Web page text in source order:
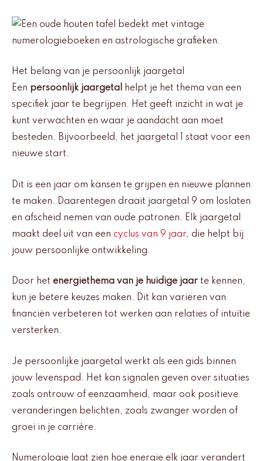
Het belang van je persoonlijk jaargetal
Een persoonlijk jaargetal helpt je het thema van een
specifiek jaar te begrijpen. Het geeft inzicht in wat je
kunt verwachten en waar je aandacht aan moet
besteden. Bijvoorbeeld, het jaargetal 1 staat voor een
nieuwe start.
Dit is een jaar om kansen te grijpen en nieuwe plannen
te maken. Daarentegen draait jaargetal 9 om loslaten
en afscheid nemen van oude patronen. Elk jaargetal
maakt deel uit van een cyclus van 9 jaar, die helpt bij
jouw persoonlijke ontwikkeling.
Door het energiethema van je huidige jaar te kennen,
kun je betere keuzes maken. Dit kan variëren van
financiën verbeteren tot werken aan relaties of intuïtie
versterken.
Je persoonlijke jaargetal werkt als een gids binnen
jouw levenspad. Het kan signalen geven over situaties
zoals ontrouw of eenzaamheid, maar ook positieve
veranderingen belichten, zoals zwanger worden of
groei in je carrière.
Numerologie laat zien hoe energie elk jaar verandert